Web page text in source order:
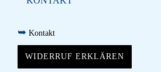
➥ Kontakt
WIDERRUF ERKLÄREN